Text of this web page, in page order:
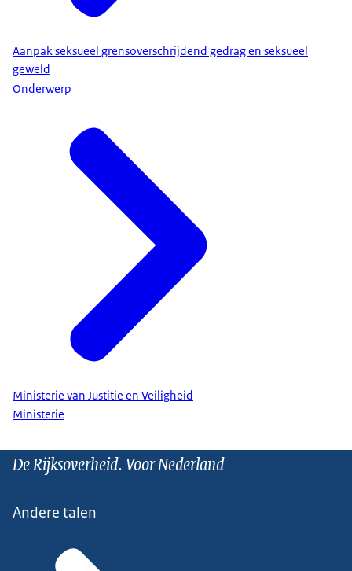
Aanpak seksueel grensoverschrijdend gedrag en seksueel
geweld
Onderwerp
Ministerie van Justitie en Veiligheid
Ministerie
De Rijksoverheid. Voor Nederland
Andere talen